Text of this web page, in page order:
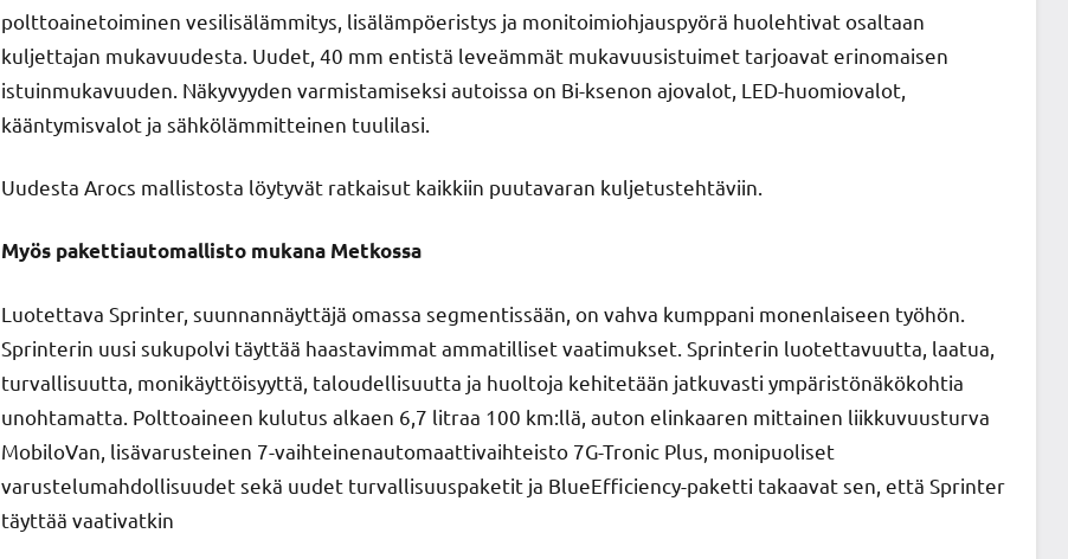
polttoainetoiminen vesilisälämmitys, lisälämpöeristys ja monitoimiohjauspyörä huolehtivat osaltaan
kuljettajan mukavuudesta. Uudet, 40 mm entistä leveämmät mukavuusistuimet tarjoavat erinomaisen
istuinmukavuuden. Näkyvyyden varmistamiseksi autoissa on Bi-ksenon ajovalot, LED-huomiovalot,
kääntymisvalot ja sähkölämmitteinen tuulilasi.
Uudesta Arocs mallistosta löytyvät ratkaisut kaikkiin puutavaran kuljetustehtäviin.
Myös pakettiautomallisto mukana Metkossa
Luotettava Sprinter, suunnannäyttäjä omassa segmentissään, on vahva kumppani monenlaiseen työhön.
Sprinterin uusi sukupolvi täyttää haastavimmat ammatilliset vaatimukset. Sprinterin luotettavuutta, laatua,
turvallisuutta, monikäyttöisyyttä, taloudellisuutta ja huoltoja kehitetään jatkuvasti ympäristönäkökohtia
unohtamatta. Polttoaineen kulutus alkaen 6,7 litraa 100 km:llä, auton elinkaaren mittainen liikkuvuusturva
MobiloVan, lisävarusteinen 7-vaihteinenautomaattivaihteisto 7G-Tronic Plus, monipuoliset
varustelumahdollisuudet sekä uudet turvallisuuspaketit ja BlueEfficiency-paketti takaavat sen, että Sprinter
täyttää vaativatkin